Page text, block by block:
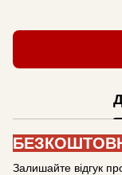
Залишайте відгук